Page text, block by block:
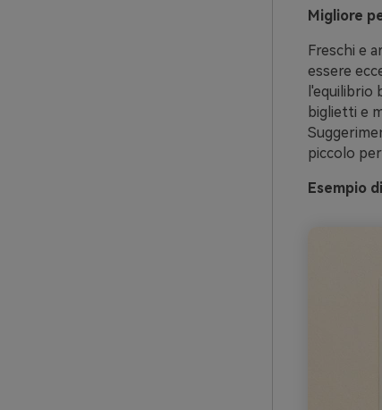
Migliore
Freschi e
essere
l'equilibrio
biglietti e
piccolo
Esempio